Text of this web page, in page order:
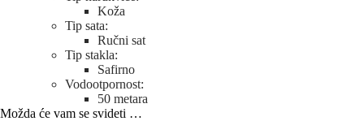
Koža
Tip sata:
Ručni sat
Tip stakla:
Safirno
Vodootpornost:
50 metara
Možda će vam se svideti …